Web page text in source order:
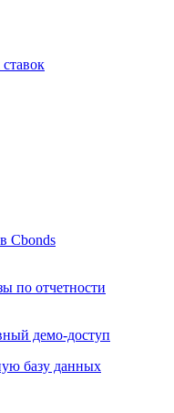
Cbonds
по отчетности
демо-доступ
базу данных